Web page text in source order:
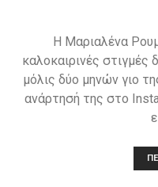
Η Μαριαλένα
καλοκαιρινές στιγμές
μόλις δύο μηνών γιο
ανάρτησή της στο